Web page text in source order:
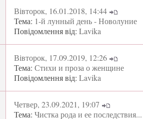
Вівторок, 16.01.2018, 14:44
Тема: 1-й лунный день - Новолуние
Повідомлення від: Lavika
Вівторок, 17.09.2019, 12:26
Тема: Стихи и проза о женщине
Повідомлення від: Lavika
Четвер, 23.09.2021, 19:07
Тема: Чистка рода и ее последствия...